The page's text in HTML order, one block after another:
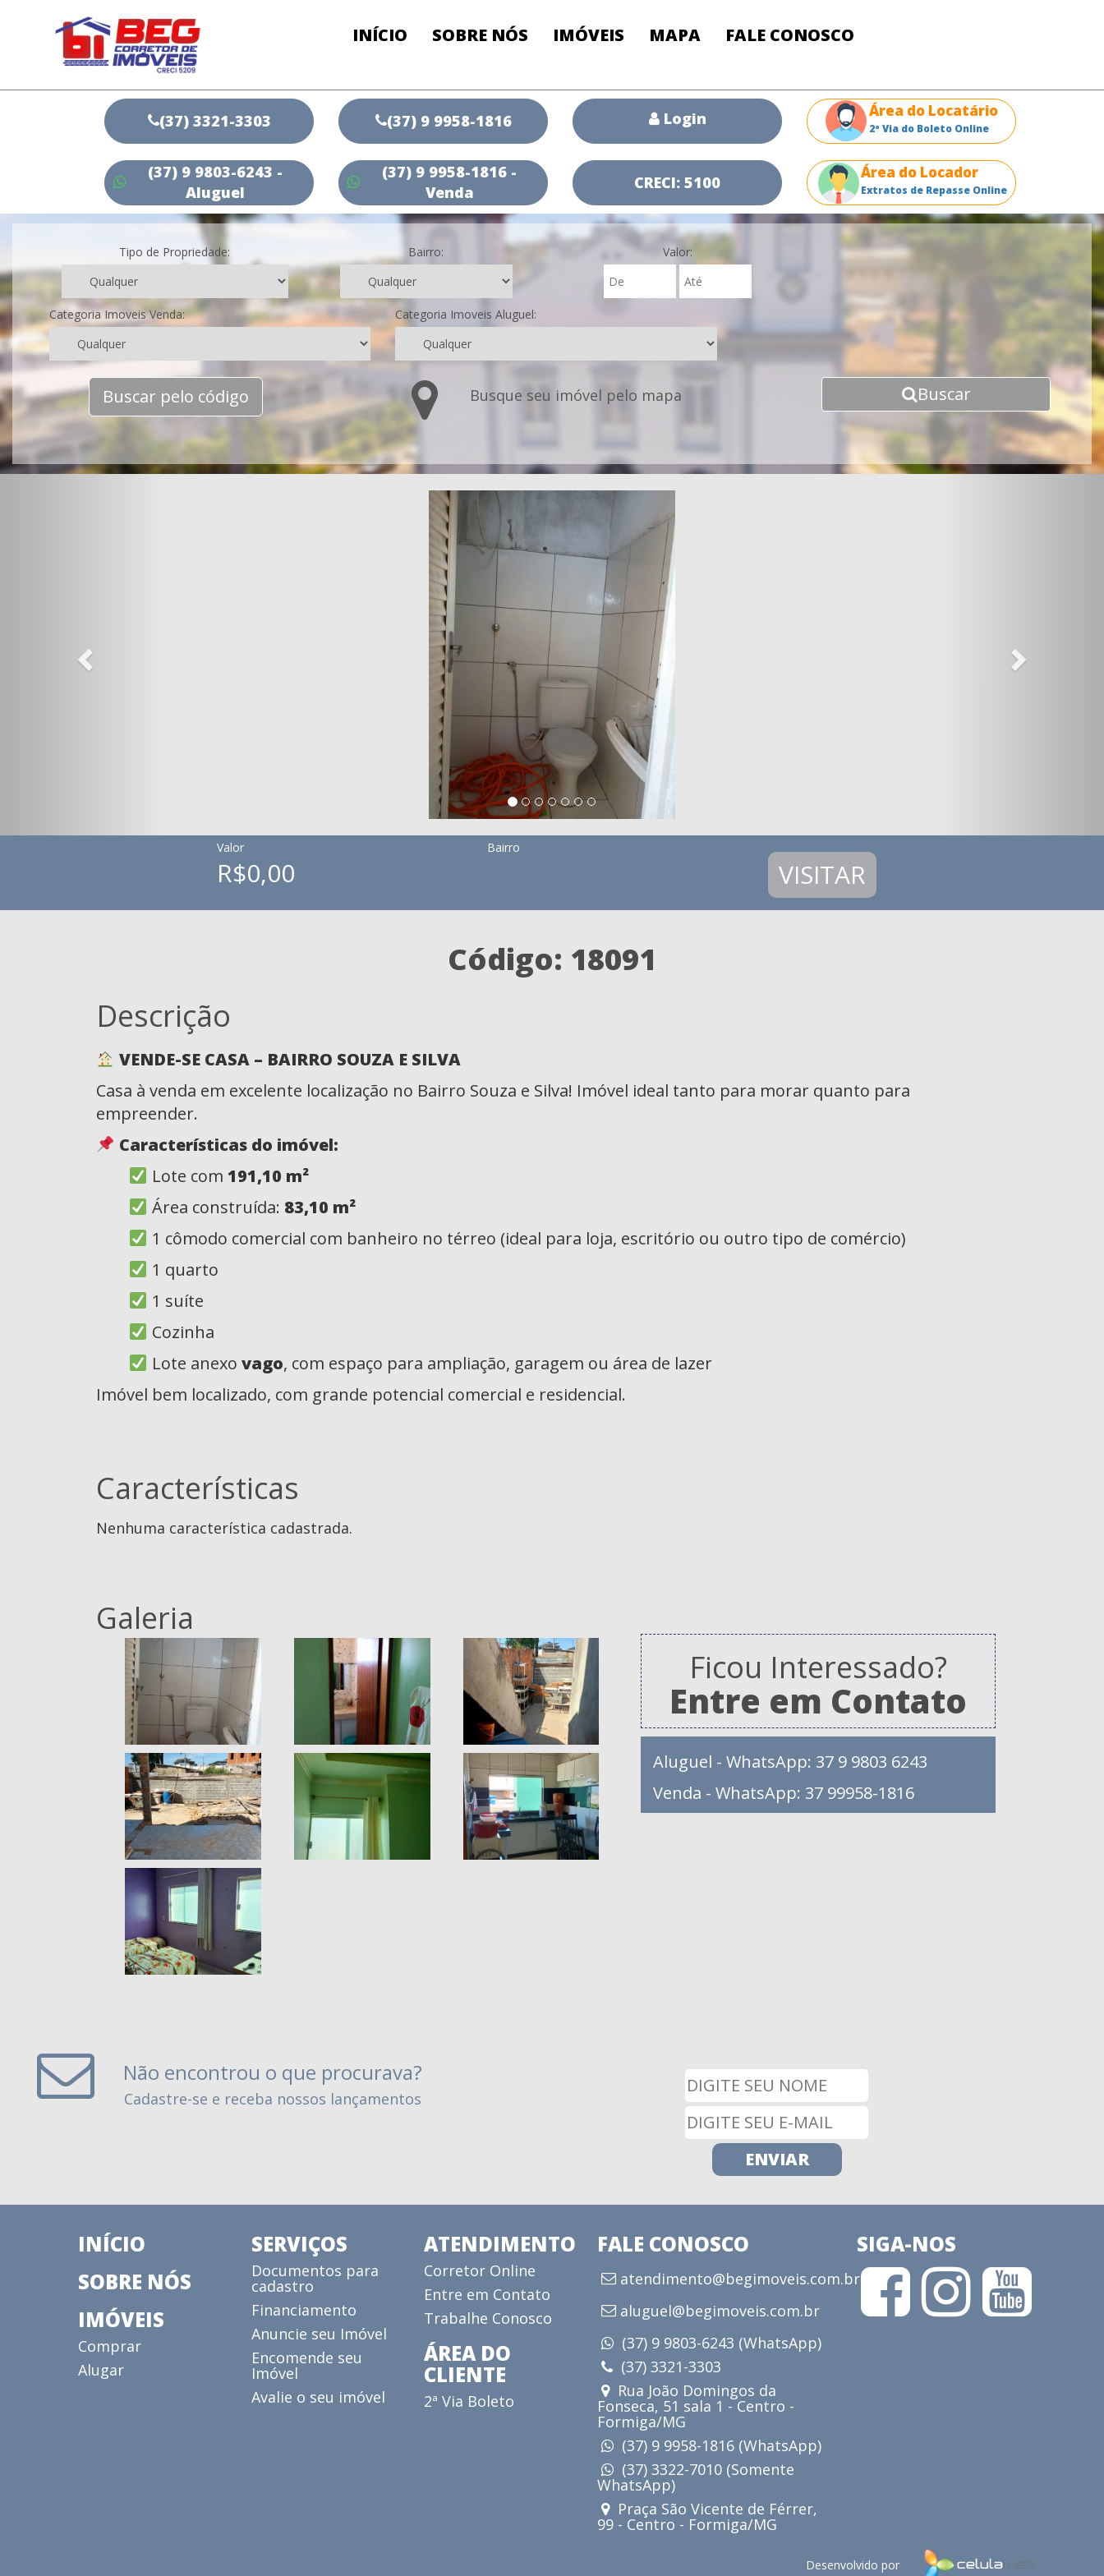
INÍCIO SOBRE NÓS IMÓVEIS MAPA FALE CONOSCO
(37) 3321-3303
(37) 9 9803-6243 -
Aluguel
(37) 9 9958-1816
(37) 9 9958-1816 -
Venda
Login
CRECI: 5100
Área do Locatário
2ª Via do Boleto Online
Área do Locador
Extratos de Repasse Online
Tipo de Propriedade: Bairro: Valor:
Categoria Imoveis Venda: Categoria Imoveis Aluguel:
Buscar pelo código Busque seu imóvel pelo mapa Buscar
Valor
R$0,00
Bairro
VISITAR
Código: 18091
Descrição
VENDE-SE CASA – BAIRRO SOUZA E SILVA
Casa à venda em excelente localização no Bairro Souza e Silva! Imóvel ideal tanto para morar quanto para
empreender.
Características do imóvel:
Lote com 191,10 m²
Área construída: 83,10 m²
1 cômodo comercial com banheiro no térreo (ideal para loja, escritório ou outro tipo de comércio)
1 quarto
1 suíte
Cozinha
Lote anexo vago, com espaço para ampliação, garagem ou área de lazer
Imóvel bem localizado, com grande potencial comercial e residencial.
Características
Nenhuma característica cadastrada.
Galeria
Ficou Interessado?
Entre em Contato
Aluguel - WhatsApp: 37 9 9803 6243
Venda - WhatsApp: 37 99958-1816
Não encontrou o que procurava?
Cadastre-se e receba nossos lançamentos
INÍCIO
SOBRE NÓS
IMÓVEIS
Comprar
Alugar
SERVIÇOS
Documentos para
cadastro
Financiamento
Anuncie seu Imóvel
Encomende seu
Imóvel
Avalie o seu imóvel
ATENDIMENTO
Corretor Online
Entre em Contato
Trabalhe Conosco
ÁREA DO
CLIENTE
2ª Via Boleto
FALE CONOSCO
atendimento@begimoveis.com.br
aluguel@begimoveis.com.br
(37) 9 9803-6243 (WhatsApp)
(37) 3321-3303
Rua João Domingos da
Fonseca, 51 sala 1 - Centro -
Formiga/MG
(37) 9 9958-1816 (WhatsApp)
(37) 3322-7010 (Somente
WhatsApp)
Praça São Vicente de Férrer,
99 - Centro - Formiga/MG
SIGA-NOS
Desenvolvido por